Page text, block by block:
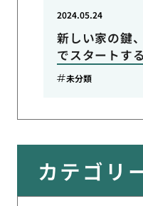
新しい家の鍵
でスタートす
2024.05.24
未分類
カテゴリ